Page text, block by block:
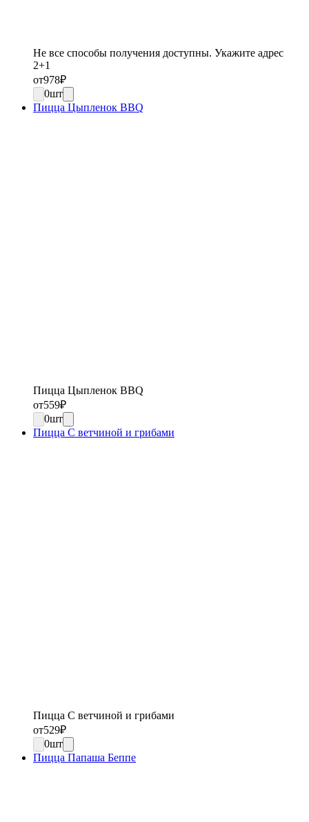
Не все способы получения доступны. Укажите адрес
2+1
от978₽
0шт
Пицца Цыпленок BBQ
Пицца Цыпленок BBQ
от559₽
0шт
Пицца С ветчиной и грибами
Пицца С ветчиной и грибами
от529₽
0шт
Пицца Папаша Беппе